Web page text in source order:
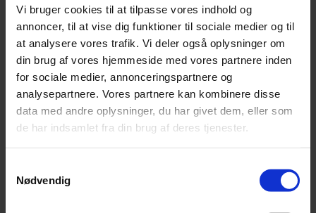
Vi bruger cookies til at tilpasse vores indhold og
annoncer, til at vise dig funktioner til sociale medier og til
at analysere vores trafik. Vi deler også oplysninger om
din brug af vores hjemmeside med vores partnere inden
for sociale medier, annonceringspartnere og
analysepartnere. Vores partnere kan kombinere disse
data med andre oplysninger, du har givet dem, eller som
de har indsamlet fra din brug af deres tjenester.
Nødvendig
Tilmeld dig Bispens nyhedsbrev og få nyheder om
arrangementer direkte i din postkasse.
EMAIL ADRESSE
Åbningstider
Tirsdag: 07.00–21.00